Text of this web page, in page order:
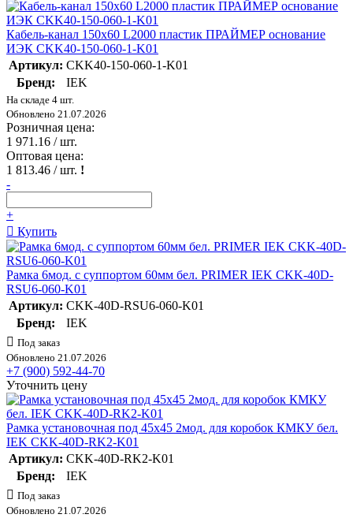
Кабель-канал 150х60 L2000 пластик ПРАЙМЕР основание
ИЭК CKK40-150-060-1-K01
Артикул: CKK40-150-060-1-K01
Бренд:
IEK
На складе 4 шт.
Обновлено 21.07.2026
Розничная цена:
1 971.16 / шт.
Оптовая цена:
1 813.46 / шт. !
-
+
Купить
Рамка 6мод. с суппортом 60мм бел. PRIMER IEK CKK-40D-
RSU6-060-K01
Артикул: CKK-40D-RSU6-060-K01
Бренд:
IEK
Под заказ
Обновлено 21.07.2026
+7 (900) 592-44-70
Уточнить цену
Рамка установочная под 45х45 2мод. для коробок КМКУ бел.
IEK CKK-40D-RK2-K01
Артикул: CKK-40D-RK2-K01
Бренд:
IEK
Под заказ
Обновлено 21.07.2026